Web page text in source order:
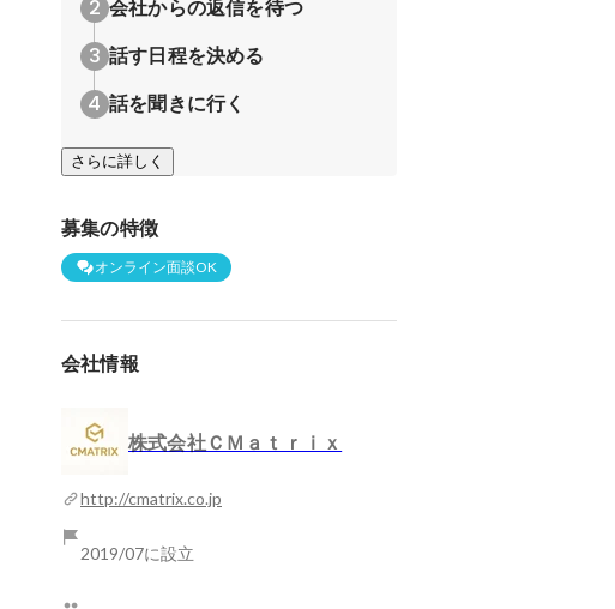
会社からの返信を待つ
話す日程を決める
話を聞きに行く
さらに詳しく
募集の特徴
オンライン面談OK
会社情報
株式会社ＣＭａｔｒｉｘ
http://cmatrix.co.jp
2019/07に設立